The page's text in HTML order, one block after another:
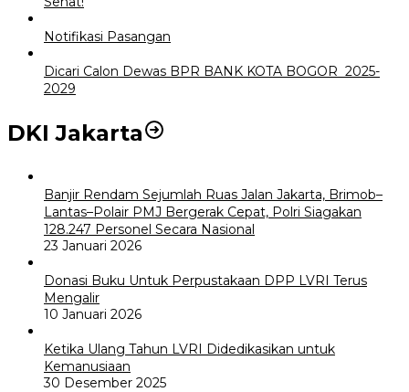
Notifikasi Pasangan
Dicari Calon Dewas BPR BANK KOTA BOGOR 2025-
2029
DKI Jakarta
Banjir Rendam Sejumlah Ruas Jalan Jakarta, Brimob–
Lantas–Polair PMJ Bergerak Cepat, Polri Siagakan
128.247 Personel Secara Nasional
23 Januari 2026
Donasi Buku Untuk Perpustakaan DPP LVRI Terus
Mengalir
10 Januari 2026
Ketika Ulang Tahun LVRI Didedikasikan untuk
Kemanusiaan
30 Desember 2025